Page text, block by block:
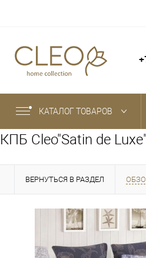
КАТАЛОГ ТОВАРОВ
КПБ Cleo"Satin de
ВЕРНУТЬСЯ В РАЗДЕЛ